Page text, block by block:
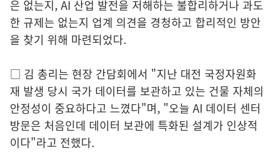
은 없는지, AI 산업 발전을 저해하는 불합리하거나 과도
한 규제는 없는지 업계 의견을 경청하고 합리적인 방안
을 찾기 위해 마련되었다.
□ 김 총리는 현장 간담회에서 "지난 대전 국정자원화
재 발생 당시 국가 데이터를 보관하고 있는 건물 자체의
안정성이 중요하다고 느꼈다"며, "오늘 AI 데이터 센터
방문은 처음인데 데이터 보관에 특화된 설계가 인상적
이다"라고 전했다.